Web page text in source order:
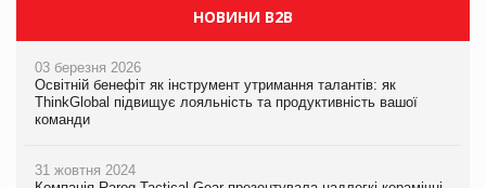
НОВИНИ B2B
03 березня 2026
Освітній бенефіт як інструмент утримання талантів: як
ThinkGlobal підвищує лояльність та продуктивність вашої
команди
31 жовтня 2024